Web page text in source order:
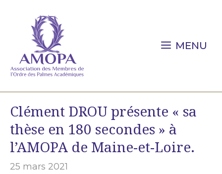
contenu
MENU
Clément DROU présente « sa
thèse en 180 secondes » à
l’AMOPA de Maine-et-Loire.
25 mars 2021